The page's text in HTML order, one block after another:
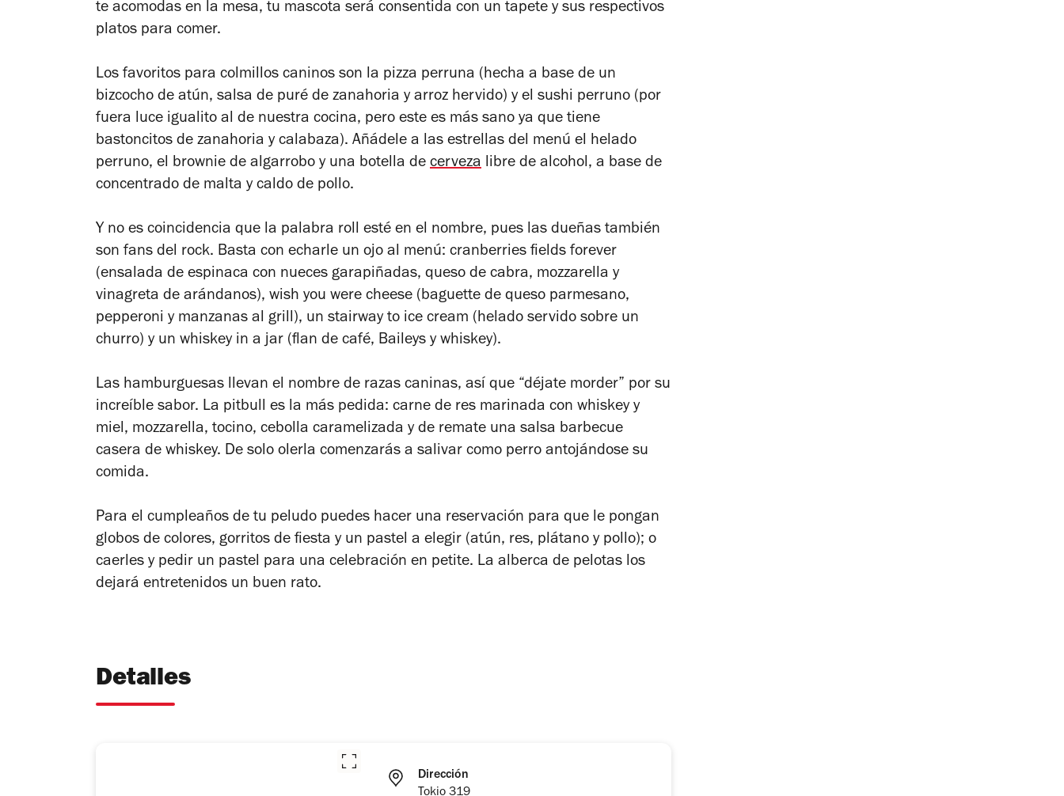
te acomodas en la mesa, tu mascota será consentida con un tapete y sus respectivos
platos para comer.
Los favoritos para colmillos caninos son la pizza perruna (hecha a base de un
bizcocho de atún, salsa de puré de zanahoria y arroz hervido) y el sushi perruno (por
fuera luce igualito al de nuestra cocina, pero este es más sano ya que tiene
bastoncitos de zanahoria y calabaza). Añádele a las estrellas del menú el helado
perruno, el brownie de algarrobo y una botella de cerveza libre de alcohol, a base de
concentrado de malta y caldo de pollo.
Y no es coincidencia que la palabra roll esté en el nombre, pues las dueñas también
son fans del rock. Basta con echarle un ojo al menú: cranberries fields forever
(ensalada de espinaca con nueces garapiñadas, queso de cabra, mozzarella y
vinagreta de arándanos), wish you were cheese (baguette de queso parmesano,
pepperoni y manzanas al grill), un stairway to ice cream (helado servido sobre un
churro) y un whiskey in a jar (flan de café, Baileys y whiskey).
Las hamburguesas llevan el nombre de razas caninas, así que “déjate morder” por su
increíble sabor. La pitbull es la más pedida: carne de res marinada con whiskey y
miel, mozzarella, tocino, cebolla caramelizada y de remate una salsa barbecue
casera de whiskey. De solo olerla comenzarás a salivar como perro antojándose su
comida.
Para el cumpleaños de tu peludo puedes hacer una reservación para que le pongan
globos de colores, gorritos de fiesta y un pastel a elegir (atún, res, plátano y pollo); o
caerles y pedir un pastel para una celebración en petite. La alberca de pelotas los
dejará entretenidos un buen rato.
Detalles
Dirección
Tokio 319